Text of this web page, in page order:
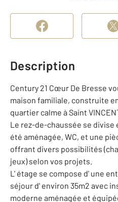
Description
Century 21 Cœur De Bresse
maison familiale, construite
quartier calme à Saint
Le rez-de-chaussée se divise
été aménagée, WC, et une
offrant divers possibilités
jeux) selon vos projets.
L' étage se compose d' une
séjour d' environ 35m2 avec
moderne aménagée et